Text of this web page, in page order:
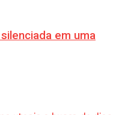
em uma